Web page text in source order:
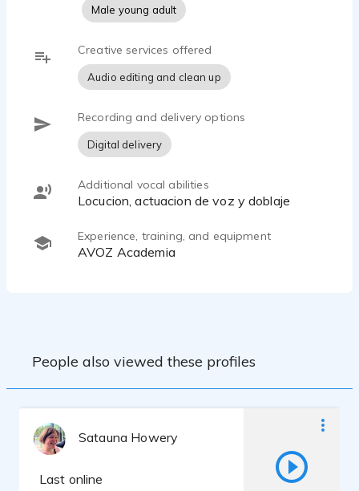
Male young adult
Creative services offered
Audio editing and clean up
Recording and delivery options
Digital delivery
Additional vocal abilities
Locucion, actuacion de voz y doblaje
Experience, training, and equipment
AVOZ Academia
People also viewed these profiles
Satauna Howery
Last online